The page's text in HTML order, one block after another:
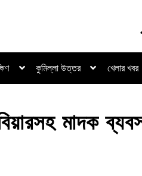
কুমিল্লা উত্তর খেলার খবর
মাদক